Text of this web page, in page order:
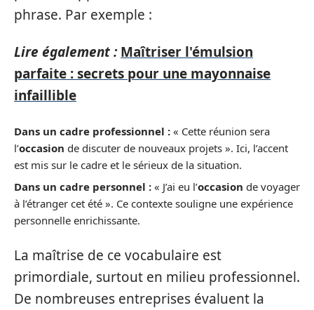
phrase. Par exemple :
Lire également : Maîtriser l'émulsion
parfaite : secrets pour une mayonnaise
infaillible
Dans un cadre professionnel : « Cette réunion sera
l’occasion de discuter de nouveaux projets ». Ici, l’accent
est mis sur le cadre et le sérieux de la situation.
Dans un cadre personnel : « J’ai eu l’occasion de voyager
à l’étranger cet été ». Ce contexte souligne une expérience
personnelle enrichissante.
La maîtrise de ce vocabulaire est
primordiale, surtout en milieu professionnel.
De nombreuses entreprises évaluent la